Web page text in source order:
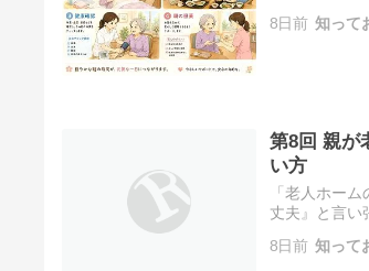
8日前 知って
第8回 親が
い方
「老人ホー
丈夫』と言い
8日前 知って